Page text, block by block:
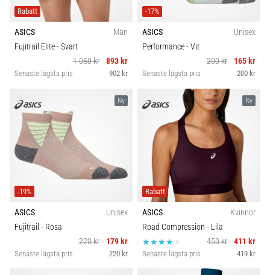
Rabatt
ASICS
Män
Fujitrail Elite- Svart
1 050 kr
893 kr
Senaste lägsta pris 902 kr
-17%
ASICS
Unisex
Performance- Vit
200 kr
165 kr
Senaste lägsta pris 200 kr
Ny
-19%
ASICS
Unisex
Fujitrail - Rosa
220 kr
179 kr
Senaste lägsta pris 220 kr
Ny
Rabatt
ASICS
Kvinnor
Road Compression - Lila
450 kr
411 kr
Senaste lägsta pris 419 kr